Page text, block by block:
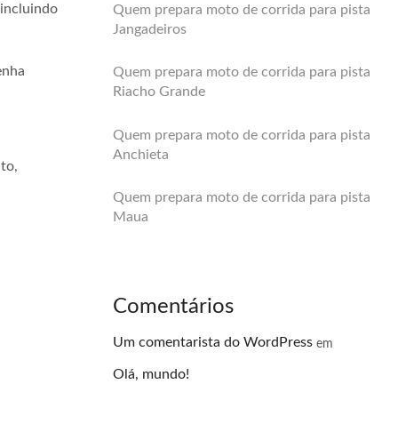
Quem prepara moto de corrida para pista
Jangadeiros
Quem prepara moto de corrida para pista
Riacho Grande
Quem prepara moto de corrida para pista
Anchieta
Quem prepara moto de corrida para pista
Maua
Comentários
Um comentarista do WordPress em
Olá, mundo!